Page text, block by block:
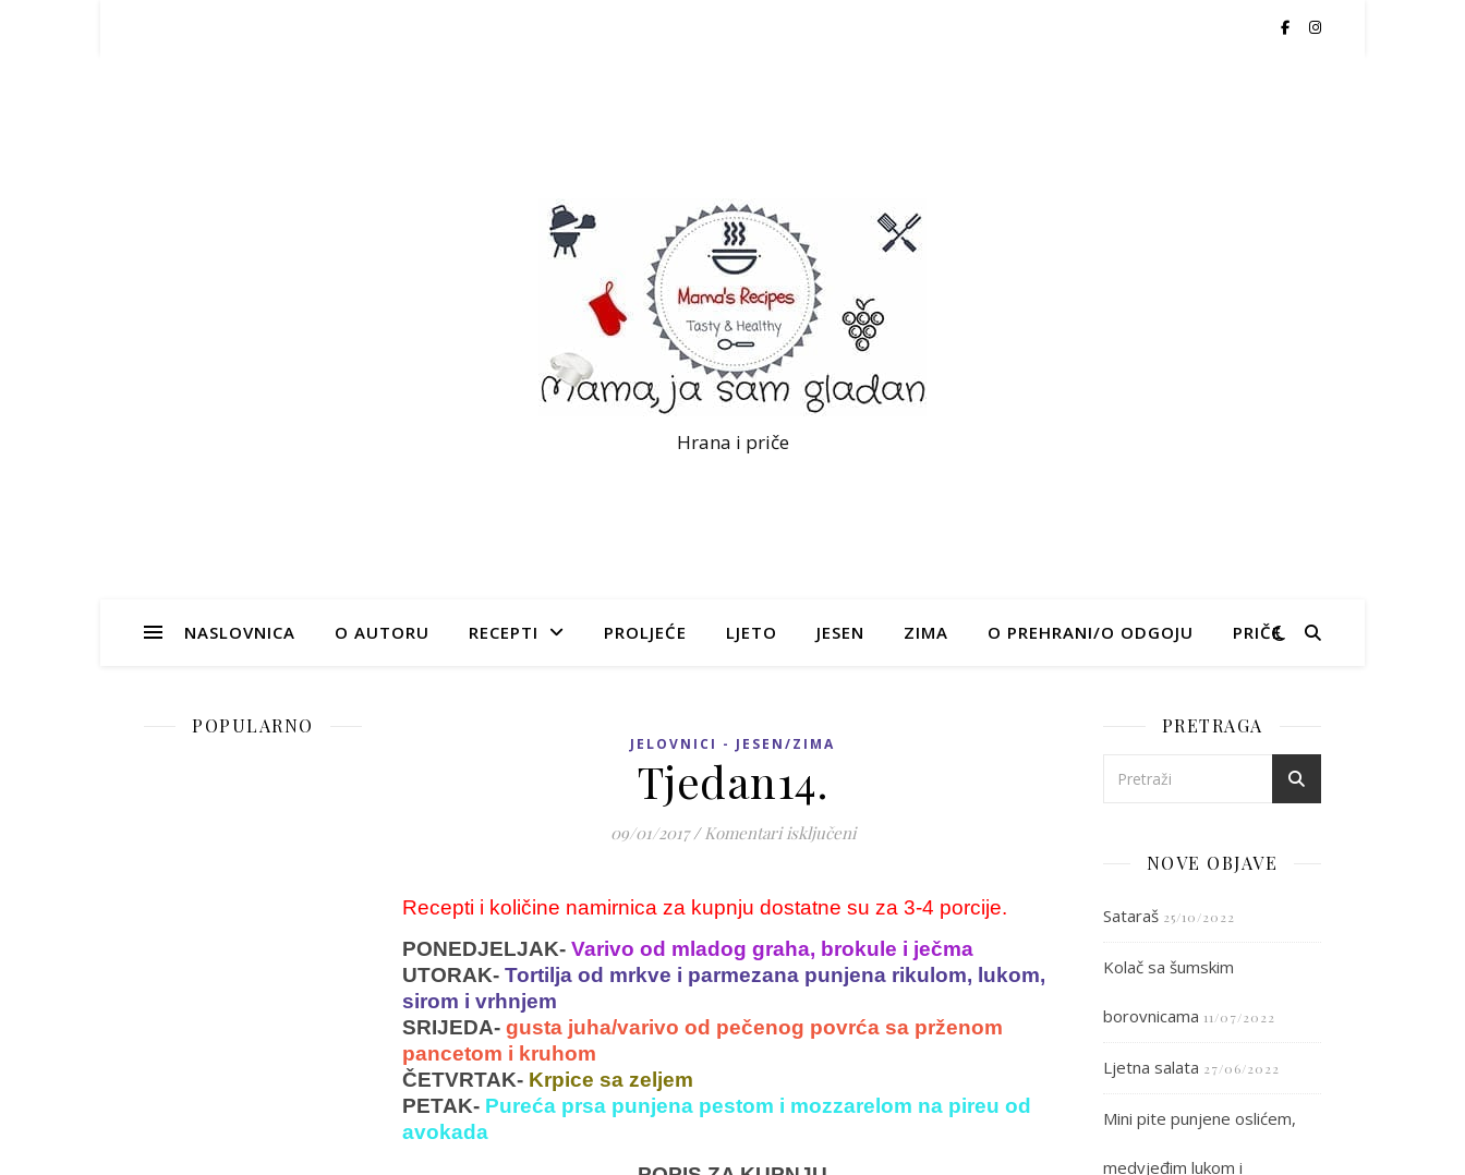
Hrana i priče
NASLOVNICA O AUTORU RECEPTI PROLJEĆE LJETO JESEN ZIMA O PREHRANI/O ODGOJU PRIČE
POPULARNO
JELOVNICI - JESEN/ZIMA
Tjedan14.
09/01/2017 / Komentari isključeniza Tjedan14.
Recepti i količine namirnica za kupnju dostatne su za 3-4 porcije.
PONEDJELJAK- Varivo od mladog graha, brokule i ječma
UTORAK- Tortilja od mrkve i parmezana punjena rikulom, lukom,
sirom i vrhnjem
SRIJEDA- gusta juha/varivo od pečenog povrća sa prženom
pancetom i kruhom
ČETVRTAK- Krpice sa zeljem
PETAK- Pureća prsa punjena pestom i mozzarelom na pireu od
avokada
PRETRAGA
NOVE OBJAVE
Sataraš 25/10/2022
Kolač sa šumskim
borovnicama 11/07/2022
Ljetna salata 27/06/2022
Mini pite punjene oslićem,
medvjeđim lukom i